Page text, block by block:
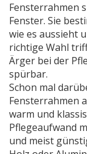
Fensterrahmen
Fenster. Sie
wie es aussieht
richtige Wahl
Ärger bei der
spürbar.
Schon mal
Fensterrahmen
warm und
Pflegeaufwand
und meist